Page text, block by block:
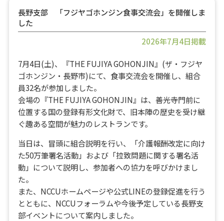
長野支部 「フジヤゴホンジン食事交流会」を開催しま
した
2026年7月4日掲載
7月4日(土)、『THE FUJIYA GOHONJIN』(ザ・フジヤ
ゴホンジン・長野市)にて、食事交流会を開催し、組合
員32名が参加しました。
会場の『THE FUJIYA GOHONJIN』は、善光寺門前に
位置する国の登録有形文化財で、旧本陣の歴史を受け継
ぐ趣ある空間が魅力のレストランです。
当日は、冒頭に組合説明を行い、「介護報酬改定に向け
た50万筆署名活動」および「拉致問題に関する署名活
動」について説明し、参加者への協力を呼びかけまし
た。
また、NCCUホームページや公式LINEの登録促進を行う
とともに、NCCUフォーラムや今後予定している長野支
部イベントについて案内しました。